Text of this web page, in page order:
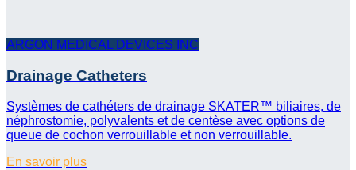
ARGON MEDICAL DEVICES INC
Drainage Catheters
Systèmes de cathéters de drainage SKATER™ biliaires, de
néphrostomie, polyvalents et de centèse avec options de
queue de cochon verrouillable et non verrouillable.
En savoir plus